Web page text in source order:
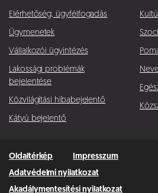
Elérhetőség, ügyfélfogadás
Ügymenetek
Vállalkozói ügyintézés
Lakossági problémák
bejelentése
Közvilágítási hibabejelentő
Kátyú bejelentő
Oldaltérkép
Impresszum
Adatvédelmi nyilatkozat
Akadálymentesítési nyilatkozat